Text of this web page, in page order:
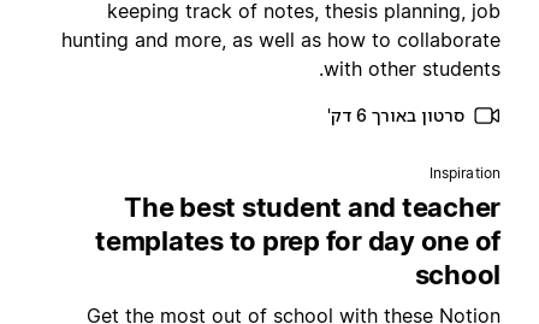
keeping track of notes, thesis planning,
hunting and more, as well as how to
with other
סרטון באורך 6 דק'
The best student and
templates to prep for day one
Get the most out of school with these